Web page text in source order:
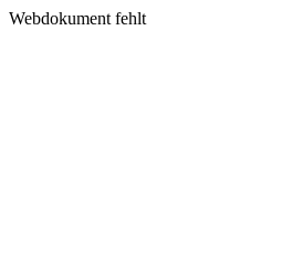
Webdokument fehlt